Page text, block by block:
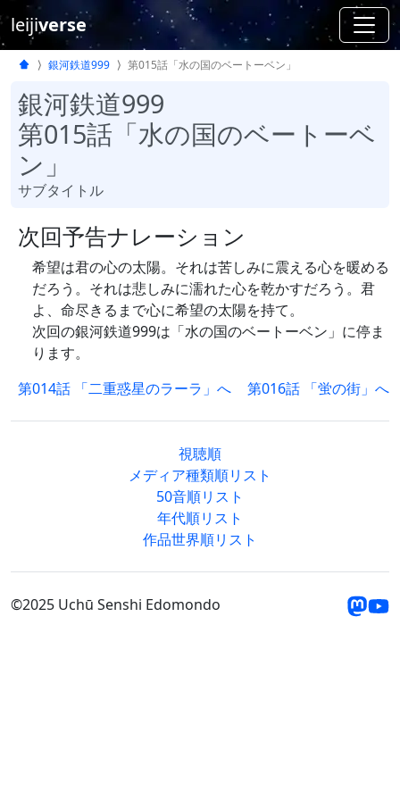
leijiverse
銀河鉄道999 第015話「水の国のベートーベン」
銀河鉄道999
第015話「水の国のベートーベ
ン」
サブタイトル
次回予告ナレーション
希望は君の心の太陽。それは苦しみに震える心を暖める
だろう。それは悲しみに濡れた心を乾かすだろう。君
よ、命尽きるまで心に希望の太陽を持て。
次回の銀河鉄道999は「水の国のベートーベン」に停ま
ります。
第014話 「二重惑星のラーラ」へ
第016話 「蛍の街」へ
視聴順
メディア種類順リスト
50音順リスト
年代順リスト
作品世界順リスト
©2025 Uchū Senshi Edomondo